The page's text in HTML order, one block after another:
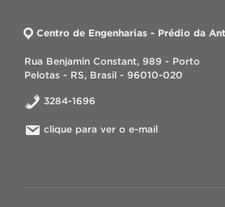
Centro de Engenharias - Prédio da
Rua Benjamin Constant, 989 - Porto
Pelotas - RS, Brasil - 96010-020
3284-1696
clique para ver o e-mail